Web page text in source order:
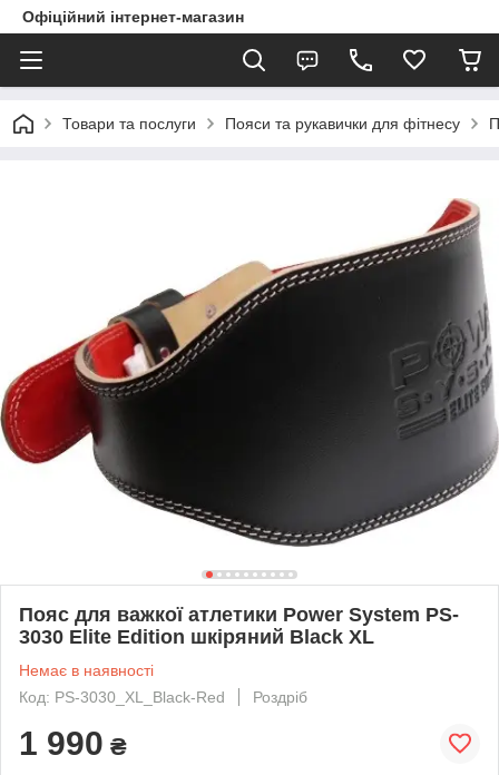
Офіційний інтернет-магазин
Товари та послуги Пояси та рукавички для фітнесу
Пояс для важкої атлетики Power System PS-
3030 Elite Edition шкіряний Black XL
Немає в наявності
Код: PS-3030_XL_Black-Red
Роздріб
1 990 ₴